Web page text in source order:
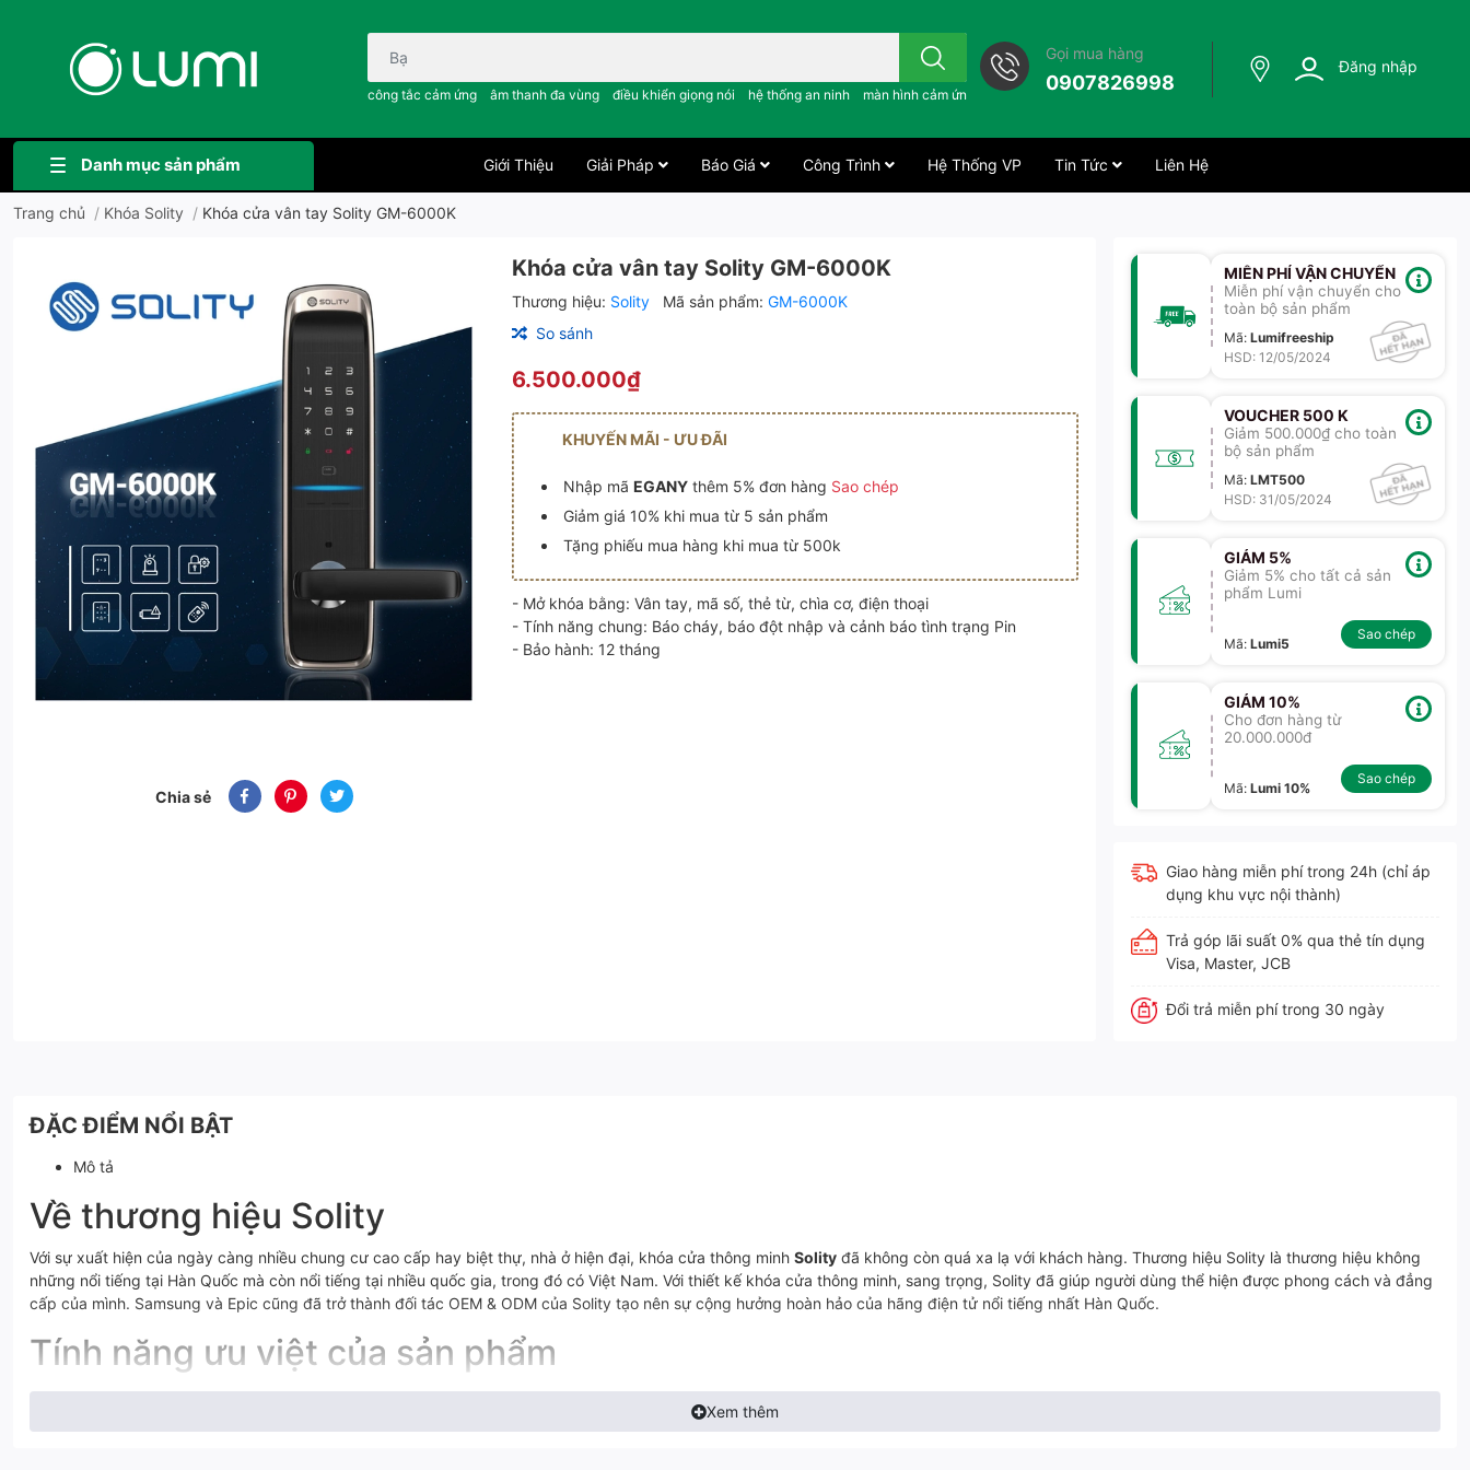
Bạn cần tìm gì..; công tắc cảm ứng..; âm thanh đa vùng ; điều khiển giọng nói ;
công tắc cảm ứng âm thanh đa vùng điều khiển giọng nói hệ thống an ninh màn hình cảm ứng
Gọi mua hàng
0907826998
Đăng nhập
Danh mục sản phẩm Giới Thiệu Giải Pháp Báo Giá Công Trình Hệ Thống VP Tin Tức Liên Hệ
Trang chủ / Khóa Solity / Khóa cửa vân tay Solity GM-6000K
Chia sẻ
Khóa cửa vân tay Solity GM-6000K
Thương hiệu: Solity Mã sản phẩm: GM-6000K
So sánh
6.500.000₫
KHUYẾN MÃI - ƯU ĐÃI
Nhập mã EGANYthêm 5% đơn hàng Sao chép
Giảm giá 10% khi mua từ 5 sản phẩm
Tặng phiếu mua hàng khi mua từ 500k
- Mở khóa bằng: Vân tay, mã số, thẻ từ, chìa cơ, điện thoại
- Tính năng chung: Báo cháy, báo đột nhập và cảnh báo tình trạng Pin
- Bảo hành: 12 tháng
MIỄN PHÍ VẬN CHUYỂN
Miễn phí vận chuyển cho
toàn bộ sản phẩm
Mã:Lumifreeship
HSD: 12/05/2024
VOUCHER 500 K
Giảm 500.000₫ cho toàn
bộ sản phẩm
Mã:LMT500
HSD: 31/05/2024
GIẢM 5%
Giảm 5% cho tất cả sản
phẩm Lumi
Mã:Lumi5
Sao chép
GIẢM 10%
Cho đơn hàng từ
20.000.000đ
Mã:Lumi 10%
Sao chép
Giao hàng miễn phí trong 24h (chỉ áp
dụng khu vực nội thành)
Trả góp lãi suất 0% qua thẻ tín dụng
Visa, Master, JCB
Đổi trả miễn phí trong 30 ngày
ĐẶC ĐIỂM NỔI BẬT
Mô tả
Về thương hiệu Solity
Với sự xuất hiện của ngày càng nhiều chung cư cao cấp hay biệt thự, nhà ở hiện đại, khóa cửa thông minh Solity đã không còn quá xa lạ với khách hàng. Thương hiệu Solity là thương hiệu không
những nổi tiếng tại Hàn Quốc mà còn nổi tiếng tại nhiều quốc gia, trong đó có Việt Nam. Với thiết kế khóa cửa thông minh, sang trọng, Solity đã giúp người dùng thể hiện được phong cách và đẳng
cấp của mình. Samsung và Epic cũng đã trở thành đối tác OEM & ODM của Solity tạo nên sự cộng hưởng hoàn hảo của hãng điện tử nổi tiếng nhất Hàn Quốc.
Tính năng ưu việt của sản phẩm
Với khóa cửa thông minhSolity GM-6000K, chúng có một số ưu điểm nổi bật hơn các loại khóa cửa khác như:
Thiết kế
Xem thêm